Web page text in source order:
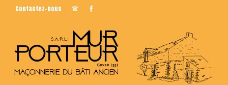
Contactez-nous